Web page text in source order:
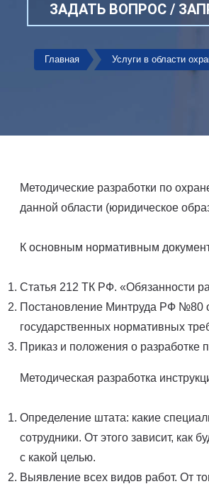
ЗАДАТЬ ВОПРОС /
Главная Услуги в области
Методические разработки по
данной области (юридическое
К основным нормативным
Статья 212 ТК РФ. «Обязанности
Постановление Минтруда РФ №80
государственных нормативных
Приказ и положения о разработке
Методическая разработка
Определение штата: какие
сотрудники. От этого зависит, как
с какой целью.
Выявление всех видов работ. От